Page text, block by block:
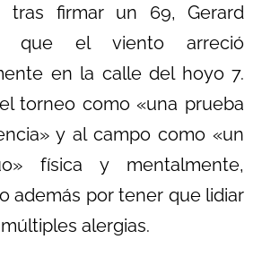
tras firmar un 69, Gerard
que el viento arreció
en la calle del hoyo 7.
torneo como «una prueba
y al campo como «un
física y mentalmente,
además por tener que lidiar
alergias.